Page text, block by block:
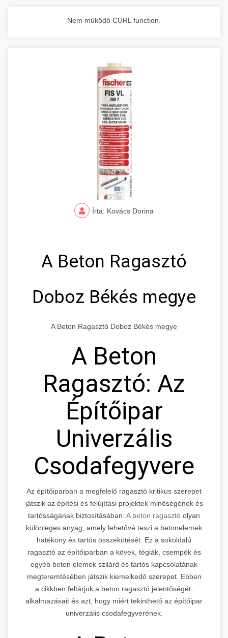
Nem működő CURL function.
Írta: Kovács Dorina
A Beton Ragasztó
Doboz Békés megye
A Beton Ragasztó Doboz Békés megye
A Beton
Ragasztó: Az
Építőipar
Univerzális
Csodafegyvere
Az építőiparban a megfelelő ragasztó kritikus szerepet
játszik az építési és felújítási projektek minőségének és
tartósságának biztosításában. A beton ragasztó olyan
különleges anyag, amely lehetővé teszi a betonelemek
hatékony és tartós összekötését. Ez a sokoldalú
ragasztó az építőiparban a kövek, téglák, csempék és
egyéb beton elemek szilárd és tartós kapcsolatának
megteremtésében játszik kiemelkedő szerepet. Ebben
a cikkben feltárjuk a beton ragasztó jelentőségét,
alkalmazásait és azt, hogy miért tekinthető az építőipar
univerzális csodafegyverének.